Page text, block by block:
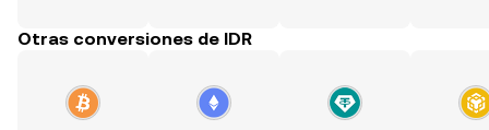
Otras conversiones de IDR